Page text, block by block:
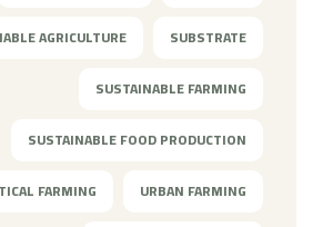
SUBSTRATE
AGRICULTURE
SUSTAINABLE FARMING
SUSTAINABLE FOOD PRODUCTION
URBAN FARMING
FARMING